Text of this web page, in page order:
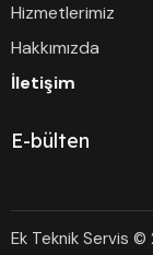
Hizmetlerimiz
Hakkımızda
İletişim
E-bülten
Ek Teknik Servis